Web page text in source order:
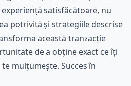
satisfăcătoare, nu
potrivită și strategiile descrise
această tranzacție
de a obține exact ce îți
mulțumește. Succes în